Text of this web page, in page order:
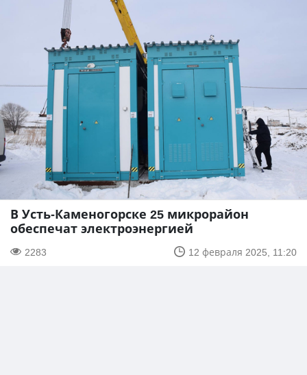
В Усть-Каменогорске 25 микрорайон
обеспечат электроэнергией
2283 12 февраля 2025, 11:20